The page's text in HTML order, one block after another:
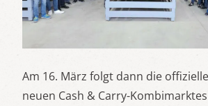
Am 16. März folgt dann die
neuen Cash & Carry-